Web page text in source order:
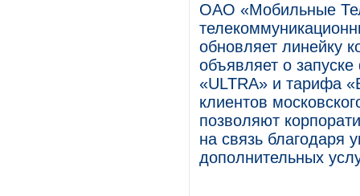
ОАО «Мобильные
обновляет линейку
объявляет о
«ULTRA» и тарифа
клиентов
позволяют
на связь благодаря
дополнительных